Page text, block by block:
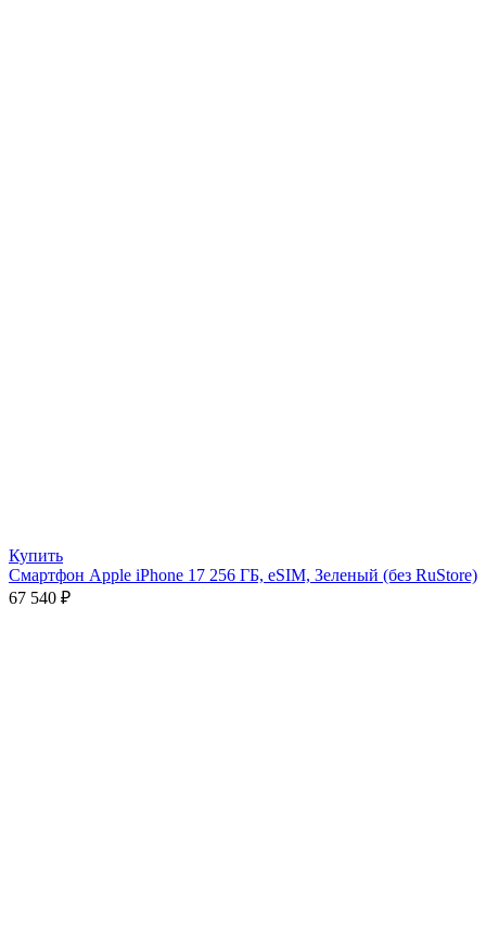
Купить
Смартфон Apple iPhone 17 256 ГБ, eSIM, Зеленый (без RuStore)
67 540 ₽